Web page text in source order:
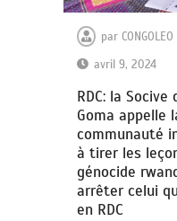
parCONGOLEO
avril 9, 2024
RDC: la
Goma appelle
communauté
à tirer les
génocide
arrêter celui
en RDC